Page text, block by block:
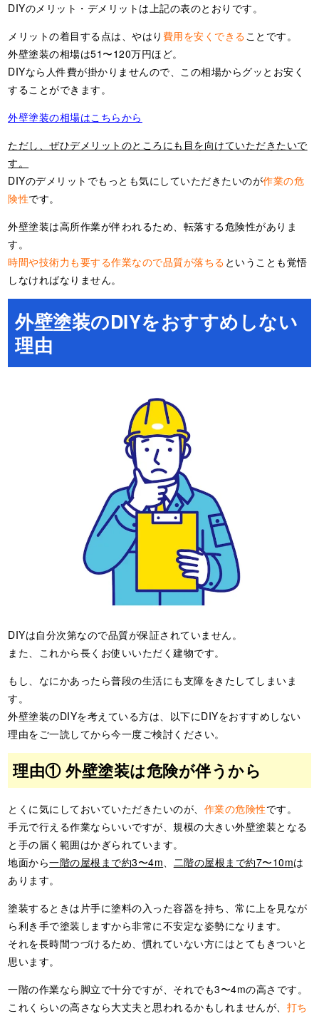
DIYのメリット・デメリットは上記の表のとおりです。
メリットの着目する点は、やはり 費用を安くできることです。
外壁塗装の相場は51〜120万円ほど。
DIYなら人件費が掛かりませんので、この相場からグッとお安く
することができます。
外壁塗装の相場はこちらから
ただし、ぜひデメリットのところにも目を向けていただきたいで
す。
DIYのデメリットでもっとも気にしていただきたいのが作業の危
険性です。
外壁塗装は高所作業が伴われるため、転落する危険性がありま
す。
時間や技術力も要する作業なので品質が落ちる ということも覚悟
しなければなりません。
外壁塗装のDIYをおすすめしない
理由
DIYは自分次第なので品質が保証されていません。
また、これから長くお使いいただく建物です。
もし、なにかあったら普段の生活にも支障をきたしてしまいま
す。
外壁塗装のDIYを考えている方は、以下にDIYをおすすめしない
理由をご一読してから今一度ご検討ください。
理由① 外壁塗装は危険が伴うから
とくに気にしておいていただきたいのが、 作業の危険性です。
手元で行える作業ならいいですが、規模の大きい外壁塗装となる
と手の届く範囲はかぎられています。
地面から一階の屋根まで約3〜4m 二階の屋根まで約7〜10mは
あります。
塗装するときは片手に塗料の入った容器を持ち、常に上を見なが
ら利き手で塗装しますから非常に不安定な姿勢になります。
それを長時間つづけるため、慣れていない方にはとてもきついと
思います。
一階の作業なら脚立で十分ですが、それでも3〜4mの高さです。
これくらいの高さなら大丈夫と思われるかもしれませんが、 打ち